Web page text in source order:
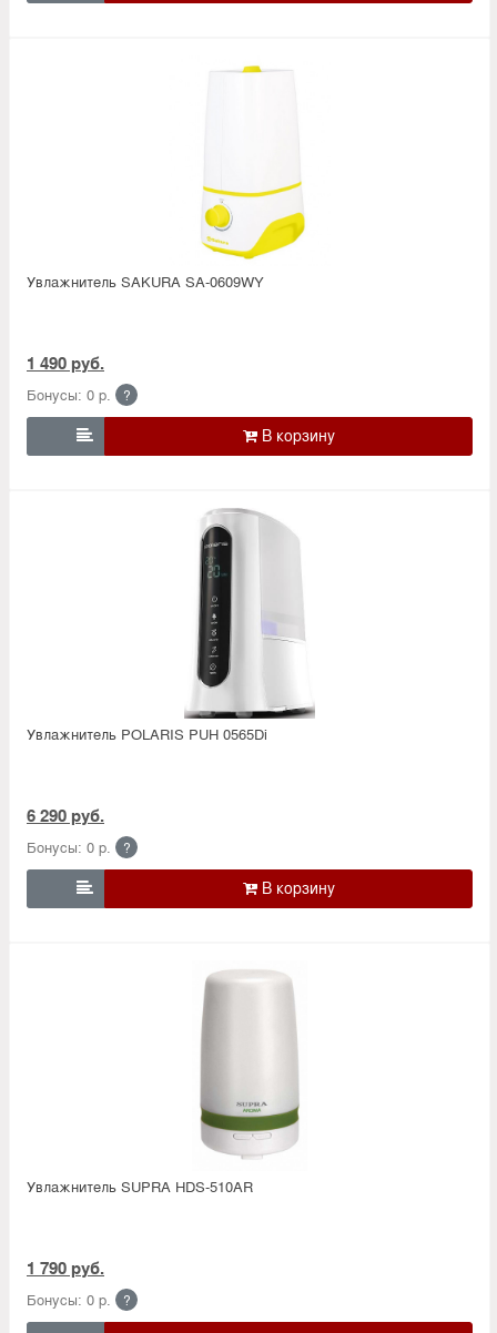
Увлажнитель SAKURA SA-0609WY
1 490 руб.
Бонусы: 0 р. ?

Увлажнитель POLARIS PUH 0565Di
6 290 руб.
Бонусы: 0 р. ?

Увлажнитель SUPRA HDS-510AR
1 790 руб.
Бонусы: 0 р. ?